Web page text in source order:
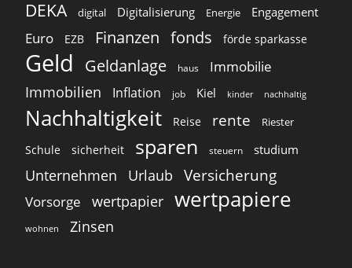
DEKA digital Digitalisierung Energie Engagement
Euro EZB Finanzen fonds förde sparkasse
Geld Geldanlage haus Immobilie
Immobilien Inflation job Kiel kinder nachhaltig
Nachhaltigkeit Reise rente Riester
Schule sicherheit sparen steuern studium
Unternehmen Urlaub Versicherung
Vorsorge wertpapier wertpapiere
wohnen Zinsen